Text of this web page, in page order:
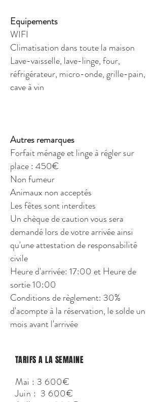
Equipements
WIFI
Climatisation dans toute la maison
Lave-vaisselle, lave-linge, four,
réfrigérateur, micro-onde, grille-pain,
cave à vin
Autres remarques
Forfait ménage et linge à régler sur
place : 450€
Non fumeur
Animaux non acceptés
Les fêtes sont interdites
Un chèque de caution vous sera
demandé lors de votre arrivée ainsi
qu'une attestation de responsabilité
civile
Heure d'arrivée: 17:00 et Heure de
sortie 10:00
Conditions de règlement: 30%
d'acompte à la réservation, le solde un
mois avant l'arrivée
TARIFS A LA SEMAINE
Mai : 3 600€
Juin : 3 600€